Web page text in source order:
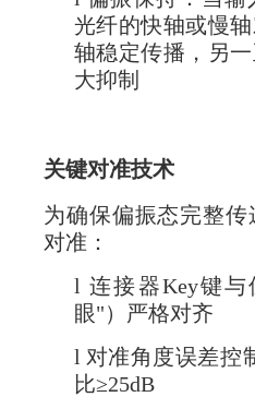
光纤的快轴或慢
轴稳定传播，另
大抑制
关键对准技术
为确保偏振态完整
对准：
l 连接器Key键
眼"）严格对齐
l 对准角度误差控
比≥25dB